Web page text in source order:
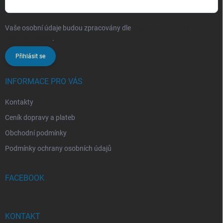
Vaše osobní údaje budou zpracovány dle
.
Přihlásit se
INFORMACE PRO VÁS
Kontakty
Ceník dopravy a plateb
Obchodní podmínky
Podmínky ochrany osobních údajů
FACEBOOK
KONTAKT